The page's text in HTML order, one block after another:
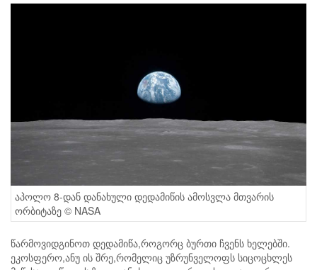
აპოლო 8-დან დანახული დედამიწის ამოსვლა მთვარის
ორბიტაზე © NASA
წარმოვიდგინოთ დედამიწა,როგორც ბურთი ჩვენს ხელებში.
ეკოსფერო,ანუ ის შრე,რომელიც უზრუნველოფს სიცოცხლეს